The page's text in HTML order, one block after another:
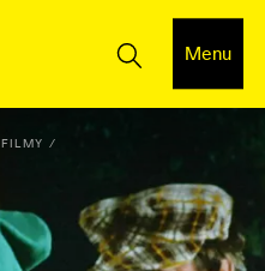
Menu
FILMY